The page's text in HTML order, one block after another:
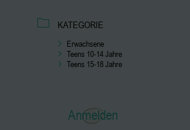
KATEGORIE
Erwachsene
Teens 10-14 Jahre
Teens 15-18 Jahre
Anmelden